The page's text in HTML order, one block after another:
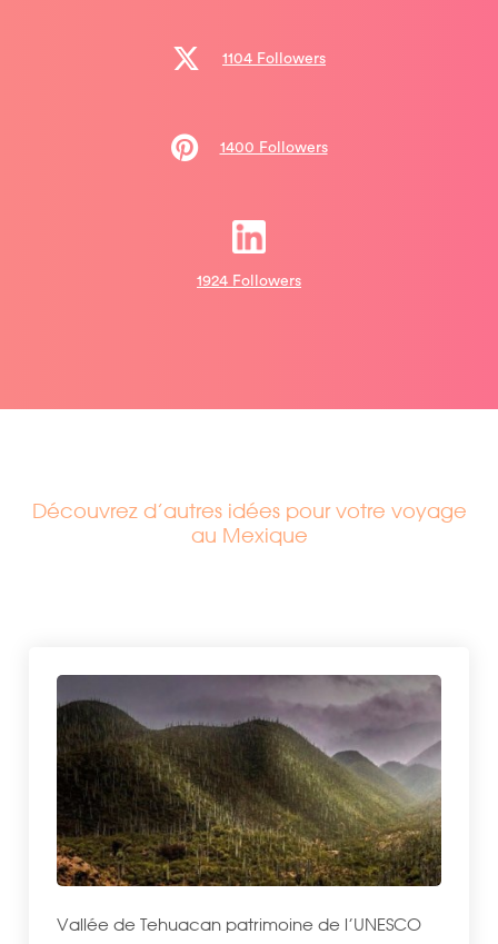
1104 Followers
1400 Followers
1924 Followers
Découvrez d’autres idées pour votre voyage
au Mexique
Vallée de Tehuacan patrimoine de l’UNESCO